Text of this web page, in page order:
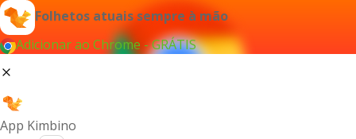
Folhetos atuais sempre à mão
Adicionar ao Chrome - GRÁTIS
App Kimbino